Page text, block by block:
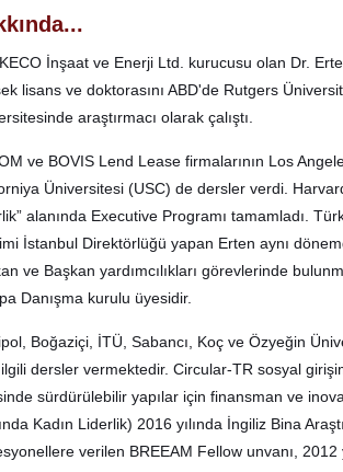
İnşaat ve Enerji Ltd. kurucusu olan Dr.
lisans ve doktorasını ABD'de Rutgers
araştırmacı olarak çalıştı.
ve BOVIS Lend Lease firmalarının Los
Üniversitesi (USC) de dersler verdi.
alanında Executive Programı tamamladı.
İstanbul Direktörlüğü yapan Erten aynı
ve Başkan yardımcılıkları görevlerinde
Danışma kurulu üyesidir.
Boğaziçi, İTÜ, Sabancı, Koç ve Özyeğin
dersler vermektedir. Circular-TR sosyal
sürdürülebilir yapılar için finansman ve
Kadın Liderlik) 2016 yılında İngiliz Bina
verilen BREEAM Fellow unvanı,